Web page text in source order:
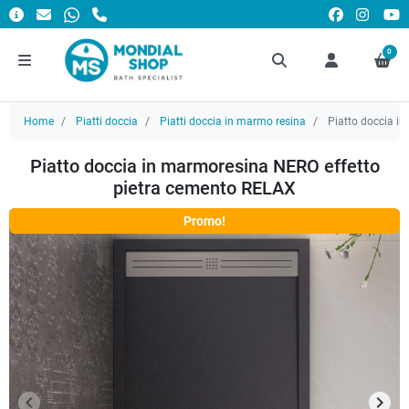
0
Home Piatti doccia Piatti doccia in marmo resina Piatto doccia in
Piatto doccia in marmoresina NERO effetto
pietra cemento RELAX
Promo!
keyboard_arrow_left keyboard_arrow_right